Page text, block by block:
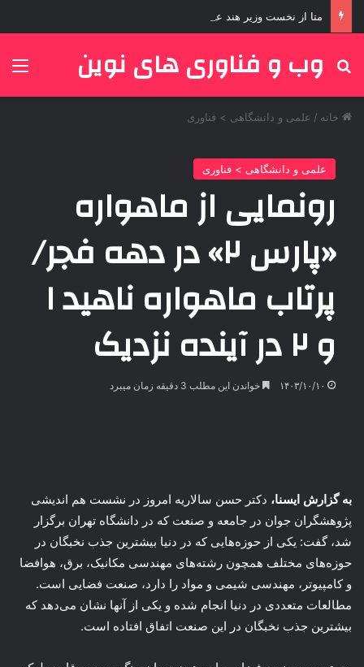
متا از نخست وزیر هند عذرخواهی کرد
وب و فناوری های نوین
جستجو برای
خانه / علمی‌ و دانشگاهی > فناوری
علمی‌ و دانشگاهی > فناوری
رونمایی از ماهواره
«پارس ۲» در دهه فجر/
پرتاب ماهواره ناهید ۱
و ۲ در آینده نزدیک
۱۴۰۳/۱۰/۱۰ خواندن این مطلب 3 دقیقه زمان میبرد
به گزارش ایسنا، دکتر حسن سالاریه امروز در نشست هم اندیشی
پژوهشگران جوان در جامعه و صنعت که در دانشگاه تهران برگزار
شد، گفت: یکی از حوزه‌هایی که در دنیا بیشترین جذب نخبگان در
حوزه‌های مختلف همچون رشته‌های مهندسی مکانیک، برق، هوافضا
و کامپیوتر، مهندسی شیمی و مواد را دارد، صنعت فضایی است.
مطالعات متعددی در دنیا انجام شده و یکی از آنها نشان می‌دهد که
بیشترین جذب نخبگان در این صنعت اتفاق افتاده است.